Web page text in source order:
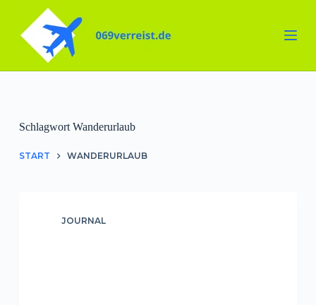
springen
SchlagwortWanderurlaub
START WANDERURLAUB
JOURNAL